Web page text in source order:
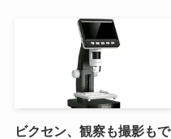
ビクセン、観察も撮影もで